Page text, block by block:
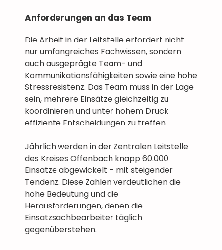
Anforderungen an das Team
Die Arbeit in der Leitstelle erfordert nicht
nur umfangreiches Fachwissen, sondern
auch ausgeprägte Team- und
Kommunikationsfähigkeiten sowie eine hohe
Stressresistenz. Das Team muss in der Lage
sein, mehrere Einsätze gleichzeitig zu
koordinieren und unter hohem Druck
effiziente Entscheidungen zu treffen.
Jährlich werden in der Zentralen Leitstelle
des Kreises Offenbach knapp 60.000
Einsätze abgewickelt – mit steigender
Tendenz. Diese Zahlen verdeutlichen die
hohe Bedeutung und die
Herausforderungen, denen die
Einsatzsachbearbeiter täglich
gegenüberstehen.